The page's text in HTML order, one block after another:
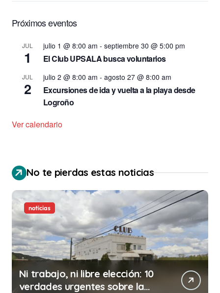
Próximos eventos
JUL
1
julio 1 @ 8:00 am - septiembre 30 @ 5:00 pm
El Club UPSALA busca voluntarios
JUL
2
julio 2 @ 8:00 am - agosto 27 @ 8:00 am
Excursiones de ida y vuelta a la playa desde
Logroño
Ver calendario
No te pierdas estas noticias
noticias
Ni trabajo, ni libre elección: 10
verdades urgentes sobre la